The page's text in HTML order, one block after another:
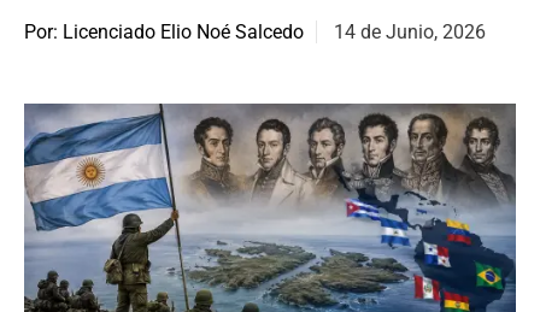
Por: Licenciado Elio Noé Salcedo 14 de Junio, 2026